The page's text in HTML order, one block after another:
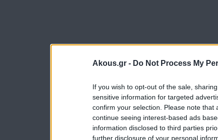
Akous.gr - Do Not Process My
If you wish to opt-out of the sale,
sensitive information for targeted
confirm your selection. Please note
continue seeing interest-based ads
information disclosed to third parties
further disclosure of your personal